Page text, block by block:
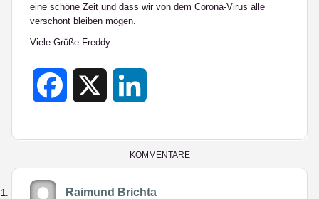
eine schöne Zeit und dass wir von dem Corona-Virus alle
verschont bleiben mögen.
Viele Grüße Freddy
Facebook
KOMMENTARE
Raimund Brichta